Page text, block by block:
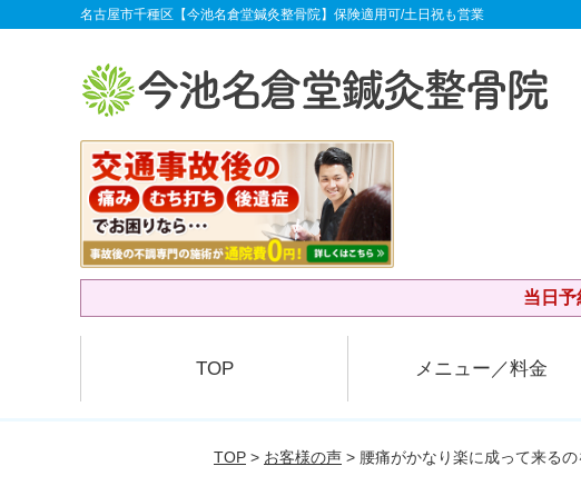
名古屋市千種区【今池名倉堂鍼灸整骨院】保険適用可/土日祝も営業
当日
TOP メニュー／料金
TOP > お客様の声 > 腰痛がかなり楽に成って来る